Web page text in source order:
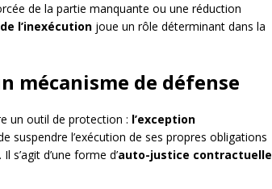
de la partie manquante ou une réduction
l’inexécution joue un rôle déterminant dans la
mécanisme de défense
un outil de protection : l’exception
suspendre l’exécution de ses propres obligations
s’agit d’une forme d’auto-justice contractuelle